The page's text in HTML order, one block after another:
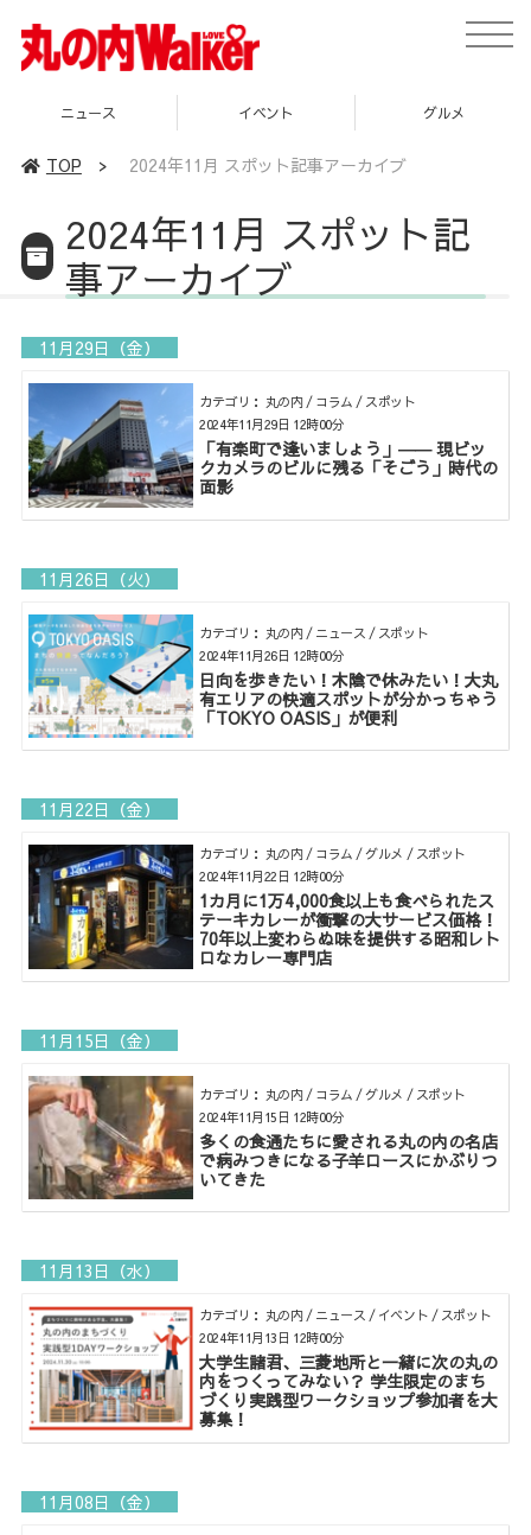
toggle
ニュース イベント グルメ
TOP > 2024年11月 スポット記事アーカイブ
2024年11月 スポット記
事アーカイブ
11月29日（金）
カテゴリ： 丸の内 / コラム / スポット
「有楽町で逢いましょう」―― 現ビッ
クカメラのビルに残る「そごう」時代の
面影
2024年11月29日 12時00分
11月26日（火）
カテゴリ： 丸の内 / ニュース / スポット
日向を歩きたい！木陰で休みたい！大丸
有エリアの快適スポットが分かっちゃう
「TOKYO OASIS」が便利
2024年11月26日 12時00分
11月22日（金）
カテゴリ： 丸の内 / コラム / グルメ / スポット
1カ月に1万4,000食以上も食べられたス
テーキカレーが衝撃の大サービス価格！
70年以上変わらぬ味を提供する昭和レト
ロなカレー専門店
2024年11月22日 12時00分
11月15日（金）
カテゴリ： 丸の内 / コラム / グルメ / スポット
多くの食通たちに愛される丸の内の名店
で病みつきになる子羊ロースにかぶりつ
いてきた
2024年11月15日 12時00分
11月13日（水）
カテゴリ： 丸の内 / ニュース / イベント / スポット
大学生諸君、三菱地所と一緒に次の丸の
内をつくってみない？ 学生限定のまち
づくり実践型ワークショップ参加者を大
募集！
2024年11月13日 12時00分
11月08日（金）